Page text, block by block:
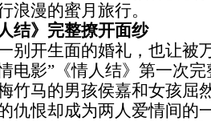
浪漫的蜜月旅行。
结》完整撩开面纱
开生面的婚礼，也让被
电影”《情人结》第一次
竹马的男孩侯嘉和女孩屈
仇恨却成为两人爱情间的